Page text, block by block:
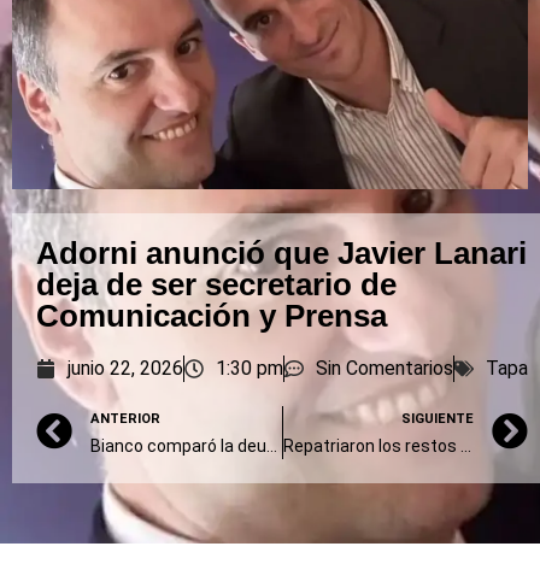
Adorni anunció que Javier Lanari
deja de ser secretario de
Comunicación y Prensa
junio 22, 2026 1:30 pm Sin Comentarios Tapa
ANTERIOR SIGUIENTE